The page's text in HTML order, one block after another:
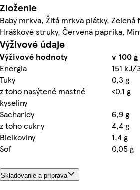
Zloženie
Baby mrkva, Žltá mrkva plátky,
Hráškové struky, Červená paprika,
Výživové údaje
Výživové hodnoty
v 100 g
Energia
151 kJ/
Tuky
0,3 g
z toho nasýtené mastné
kyseliny
<0,1 g
Sacharidy
6,9 g
z toho cukry
4,4 g
Bielkoviny
1,4 g
Soľ
0,05 g
Skladovanie a príprava